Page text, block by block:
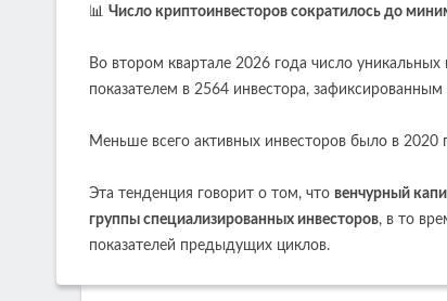
📊 Число криптоинвесторов сократилось до
Во втором квартале 2026 года число
показателем в 2564 инвестора, зафиксированным
Меньше всего активных инвесторов было в 2020
Эта тенденция говорит о том, что венчурный
группы специализированных инвесторов, в то
показателей предыдущих циклов.